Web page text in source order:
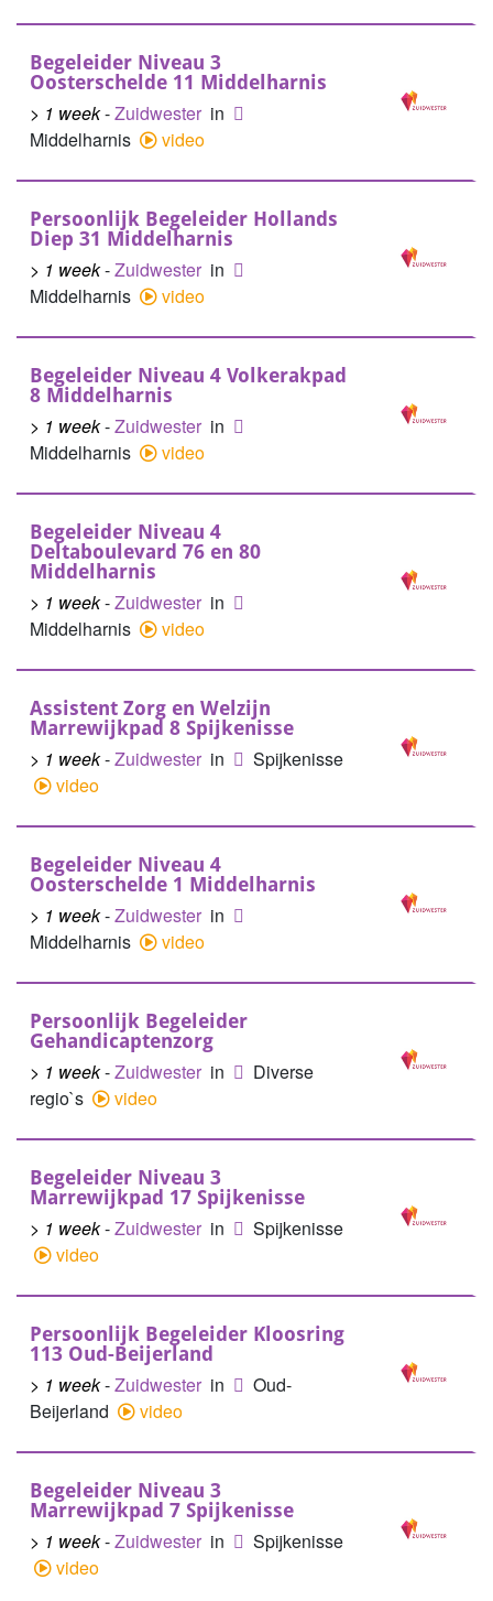
Begeleider Niveau 3
Oosterschelde 11 Middelharnis
> 1 week-Zuidwester in
Middelharnis
video
Persoonlijk Begeleider Hollands
Diep 31 Middelharnis
> 1 week-Zuidwester in
Middelharnis
video
Begeleider Niveau 4 Volkerakpad
8 Middelharnis
> 1 week-Zuidwester in
Middelharnis
video
Begeleider Niveau 4
Deltaboulevard 76 en 80
Middelharnis
> 1 week-Zuidwester in
Middelharnis
video
Assistent Zorg en Welzijn
Marrewijkpad 8 Spijkenisse
> 1 week-Zuidwester in
Spijkenisse
video
Begeleider Niveau 4
Oosterschelde 1 Middelharnis
> 1 week-Zuidwester in
Middelharnis
video
Persoonlijk Begeleider
Gehandicaptenzorg
> 1 week-Zuidwester in
Diverse
regio`s
video
Begeleider Niveau 3
Marrewijkpad 17 Spijkenisse
> 1 week-Zuidwester in
Spijkenisse
video
Persoonlijk Begeleider Kloosring
113 Oud-Beijerland
> 1 week-Zuidwester in
Oud-
Beijerland
video
Begeleider Niveau 3
Marrewijkpad 7 Spijkenisse
> 1 week-Zuidwester in
Spijkenisse
video